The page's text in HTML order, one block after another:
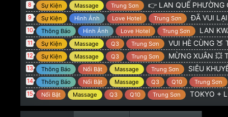
@ orionvt15:alo 8/2/26
@ Trọng Hiếu:Tokio q3 có khuyên mãi giảm gia ve ko ad
8 Sự Kiện Massage Trung Sơn 👉 LAN QUẾ PHƯỜNG
9 Sự Kiện Hình Ảnh Love Hotel Trung Sơn ĐÃ VUI LẠI CÓ
10 Thông Báo Hình Ảnh Love Hotel Trung Sơn LAN KWAI
11 Sự Kiện Massage Q3 Trung Sơn VUI HÈ CÙNG 🍑
12 Sự Kiện Massage Q3 Trung Sơn MỪNG XUÂN 💥 TOKYO
13 Thông Báo Nổi Bật Massage Trung Sơn SIÊU
14 Thông Báo Nổi Bật Massage Q3 Q10
Trung Sơn
15
Nổi Bật Massage Q3 Q10 Trung Sơn TOKYO +